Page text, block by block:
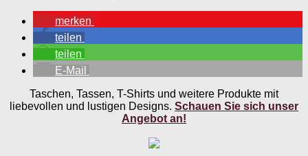
merken
teilen
teilen
E-Mail
Taschen, Tassen, T-Shirts und weitere Produkte mit
liebevollen und lustigen Designs. Schauen Sie sich unser
Angebot an!